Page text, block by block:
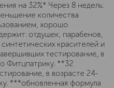
на 32%* Через 8 недель:
количества
хорошо
отдушек, парабенов,
красителей и
тестирование, в
Фитцпатрику. **32
в возрасте 24-
***обновленная формула